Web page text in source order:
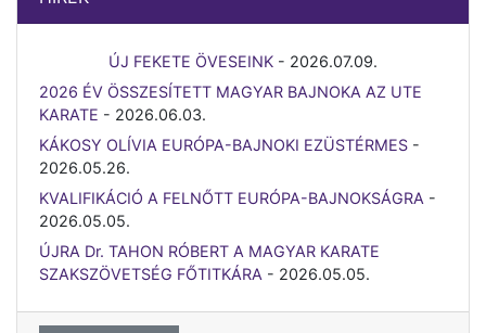
ÚJ FEKETE ÖVESEINK - 2026.07.09.
2026 ÉV ÖSSZESÍTETT MAGYAR BAJNOKA AZ UTE
KARATE - 2026.06.03.
KÁKOSY OLÍVIA EURÓPA-BAJNOKI EZÜSTÉRMES -
2026.05.26.
KVALIFIKÁCIÓ A FELNŐTT EURÓPA-BAJNOKSÁGRA -
2026.05.05.
ÚJRA Dr. TAHON RÓBERT A MAGYAR KARATE
SZAKSZÖVETSÉG FŐTITKÁRA - 2026.05.05.